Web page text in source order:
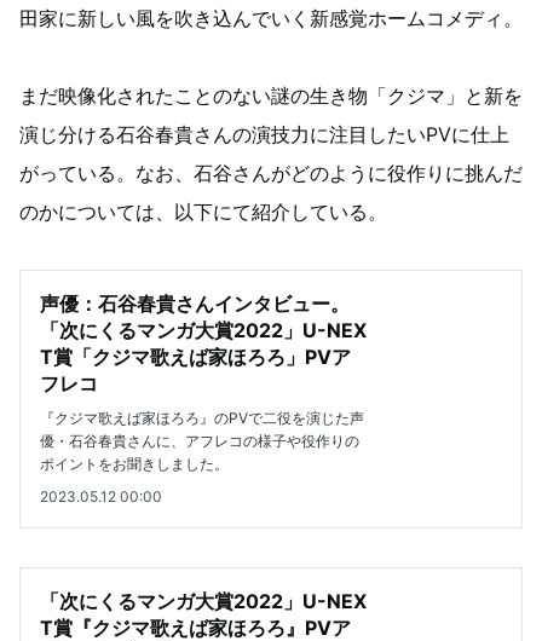
田家に新しい風を吹き込んでいく新感覚ホームコメディ。
まだ映像化されたことのない謎の生き物「クジマ」と新を
演じ分ける石谷春貴さんの演技力に注目したいPVに仕上
がっている。なお、石谷さんがどのように役作りに挑んだ
のかについては、以下にて紹介している。
声優：石谷春貴さんインタビュー。
「次にくるマンガ大賞2022」U-NEX
T賞「クジマ歌えば家ほろろ」PVア
フレコ
『クジマ歌えば家ほろろ』のPVで二役を演じた声
優・石谷春貴さんに、アフレコの様子や役作りの
ポイントをお聞きしました。
2023.05.12 00:00
「次にくるマンガ大賞2022」U-NEX
T賞『クジマ歌えば家ほろろ』PVア